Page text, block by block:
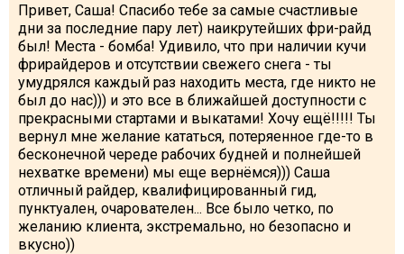
Привет, Саша! Спасибо тебе за самые счастливые
дни за последние пару лет) наикрутейших фри-райд
был! Места - бомба! Удивило, что при наличии кучи
фрирайдеров и отсутствии свежего снега - ты
умудрялся каждый раз находить места, где никто не
был до нас))) и это все в ближайшей доступности с
прекрасными стартами и выкатами! Хочу ещё!!!!! Ты
вернул мне желание кататься, потеряенное где-то в
бесконечной череде рабочих будней и полнейшей
нехватке времени) мы еще вернёмся))) Саша
отличный райдер, квалифицированный гид,
пунктуален, очарователен... Все было четко, по
желанию клиента, экстремально, но безопасно и
вкусно))